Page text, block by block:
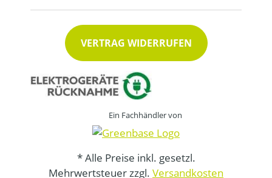
VERTRAG WIDERRUFEN
Ein Fachhändler von
* Alle Preise inkl. gesetzl.
Mehrwertsteuer zzgl. Versandkosten